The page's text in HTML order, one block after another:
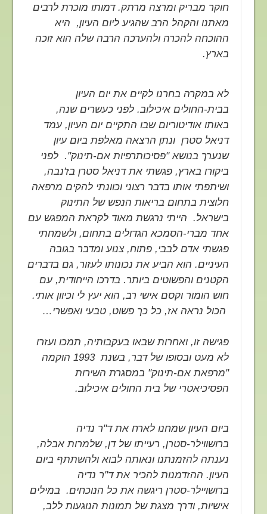
חוקר מבריק ומרצה מרתק. דמותו מוכרת לרבים
מאתנו והקהל הרב שהגיע ליום העיון, היא
ההוכחה להכרה ולהערכה הרבה שלה הוא זוכה
בארץ.
לא במקרה בחרנו לקיים את יום העיון
בבית-החולים איכילוב. לפני כעשרים שנה,
באותו אודיטוריום שבו התקיים יום העיון, עמד
דניאל סטרן ונתן הרצאה מאלפת ביום עיון
שנערך בנושא "פסיכותרפיות אם-תינוק". לפני
ביקורו בארץ, פגשתי את דניאל סטרן בז'נבה,
ושיתפתי אותו בדבר רצוני וכוונתי להקים מרפאה
חלוצית בתחום בריאות הנפש של התינוק
בישראל. הייתי נרגשת מאוד לקראת המפגש עם
אחד מברי-הסמכא הגדולים בתחום, ולשמחתי
פגשתי אדם לבבי, פתוח, צנוע ומדבר בגובה
העיניים. הוא הביע את נכונותו לעזור, גם בדברים
הקטנים והפשוטים ביותר. בדרכו הייחודית, עם
חוש הומור וקסם אישי רב, הוא יעץ לי וכיוון אותי.
הכול נראה אז, כל כך פשוט, טבעי ואפשרי…
פגישה זו, ואחרות שבאו בעקבותיה, תמכו ועזרו
לא מעט ובסופו של דבר, בשנת 1993 הוקמה
"מרפאת אם-תינוק" במסגרת השירות
הפסיכיאטרי של בית החולים איכילוב.
ביום העיון שמחנו לארח את ד"ר נדיה
ברושווילר-סטרן, רעייתו של דן, שלמרות אבלה,
נענתה להזמנתנו ונאותה לבוא ולהשתתף ביום
העיון. ההזדמנות להכיר את ד"ר נדיה
ברושויילר-סטרן ריגשה את כל הנוכחים. במילים
אישיות, ודרך מצגת של תמונות הנוגעות ללב,